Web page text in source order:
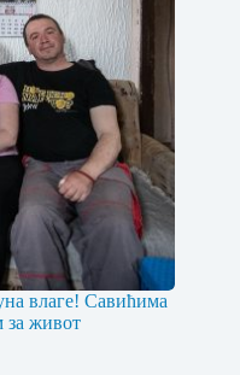
влаге! Савићима
за живот